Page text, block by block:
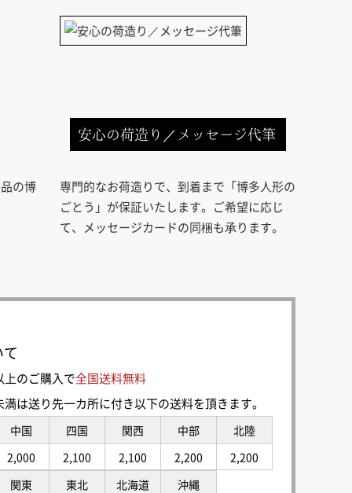
の博
安心の荷造り／メッセージ代筆
専門的なお荷造りで、到着まで「博多人形の
ごとう」が保証いたします。ご希望に応じ
て、メッセージカードの同梱も承ります。
上のご購入で全国送料無料
満は送り先一カ所に付き以下の送料を頂きます。
中国 四国 関西 中部
北陸
2,000 2,100 2,100 2,200
2,200
関東 東北 北海道
沖縄